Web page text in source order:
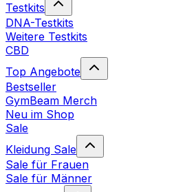
Testkits
DNA-Testkits
Weitere Testkits
CBD
Top Angebote
Bestseller
GymBeam Merch
Neu im Shop
Sale
Kleidung Sale
Sale für Frauen
Sale für Männer